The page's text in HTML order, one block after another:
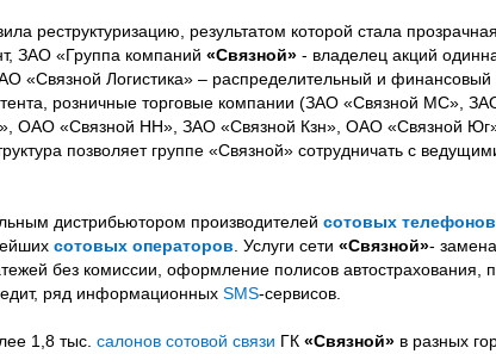
реструктуризацию, результатом которой стала
ЗАО «Группа компаний «Связной» - владелец акций
«Связной Логистика» – распределительный и
розничные торговые компании (ЗАО «Связной МС»,
ОАО «Связной НН», ЗАО «Связной Кзн», ОАО «Связной
позволяет группе «Связной» сотрудничать с
дистрибьютором производителей сотовых телефонов
сотовых операторов . Услуги сети «Связной»-
без комиссии, оформление полисов автострахования,
ряд информационных SMS-сервисов.
1,8 тыс. салонов сотовой связи ГК «Связной» в разных